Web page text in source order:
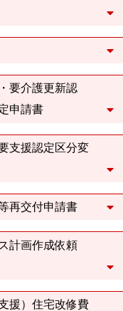
要介護更新認
申請書
支援認定区分変
再交付申請書
計画作成依頼
援）住宅改修費